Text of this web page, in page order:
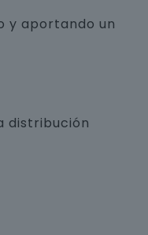
y aportando un
distribución